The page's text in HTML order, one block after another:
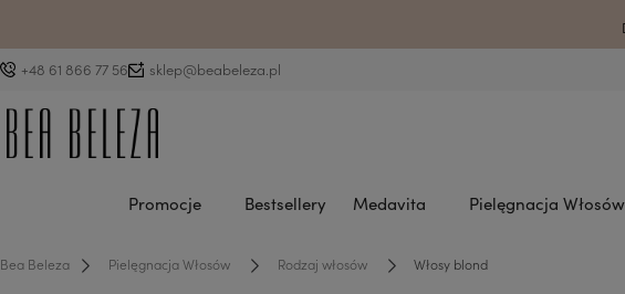
Drodzy klienci ze
+48 61 866 77 56 sklep@beabeleza.pl
Promocje Bestsellery Medavita Pielęgnacja Włosów
Bea Beleza Pielęgnacja Włosów Rodzaj włosów Włosy blond